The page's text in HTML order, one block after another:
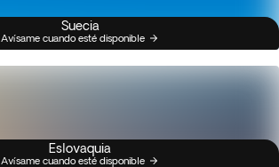
Suecia
Avísame cuando esté disponible
Eslovaquia
Avísame cuando esté disponible